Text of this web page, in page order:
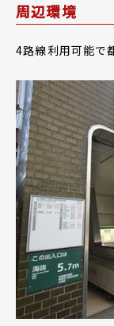
周辺環境
4路線利用可能で